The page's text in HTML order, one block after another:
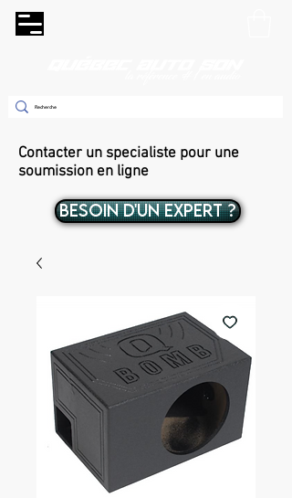
Contacter un specialiste pour une
soumission en ligne
BESOIN D'UN EXPERT ?